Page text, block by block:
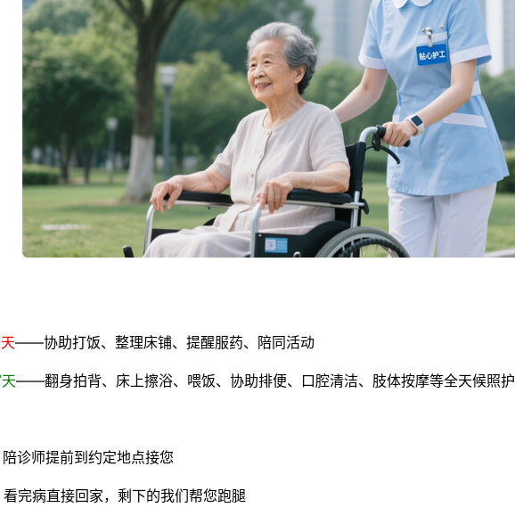
——协助打饭、整理床铺、提醒服药、陪同活动
——翻身拍背、床上擦浴、喂饭、协助排便、口腔清洁、肢体按摩等全天候照护
诊师提前到约定地点接您
看完病直接回家，剩下的我们帮您跑腿